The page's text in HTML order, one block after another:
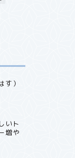
）
いト
増や